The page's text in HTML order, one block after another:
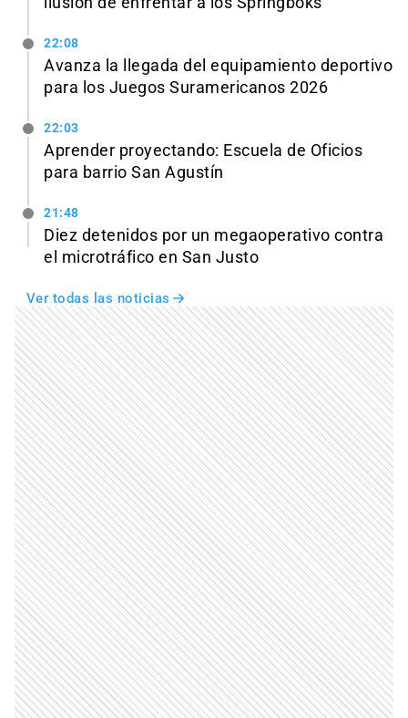
22:08
Avanza la llegada del equipamiento deportivo
para los Juegos Suramericanos 2026
22:03
Aprender proyectando: Escuela de Oficios
para barrio San Agustín
21:48
Diez detenidos por un megaoperativo contra
el microtráfico en San Justo
Ver todas las noticias